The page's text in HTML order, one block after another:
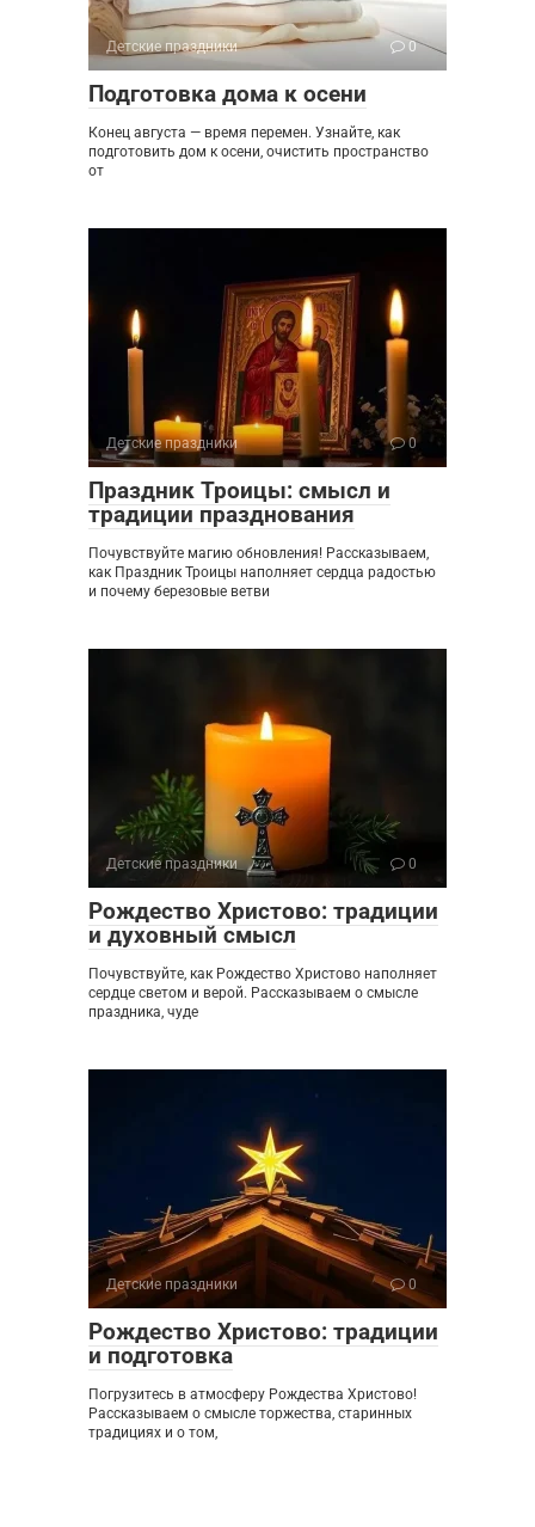
Детские праздники 0
Подготовка дома к осени
Конец августа — время перемен. Узнайте, как
подготовить дом к осени, очистить пространство
от
Детские праздники 0
Праздник Троицы: смысл и
традиции празднования
Почувствуйте магию обновления! Рассказываем,
как Праздник Троицы наполняет сердца радостью
и почему березовые ветви
Детские праздники 0
Рождество Христово: традиции
и духовный смысл
Почувствуйте, как Рождество Христово наполняет
сердце светом и верой. Рассказываем о смысле
праздника, чуде
Детские праздники 0
Рождество Христово: традиции
и подготовка
Погрузитесь в атмосферу Рождества Христово!
Рассказываем о смысле торжества, старинных
традициях и о том,